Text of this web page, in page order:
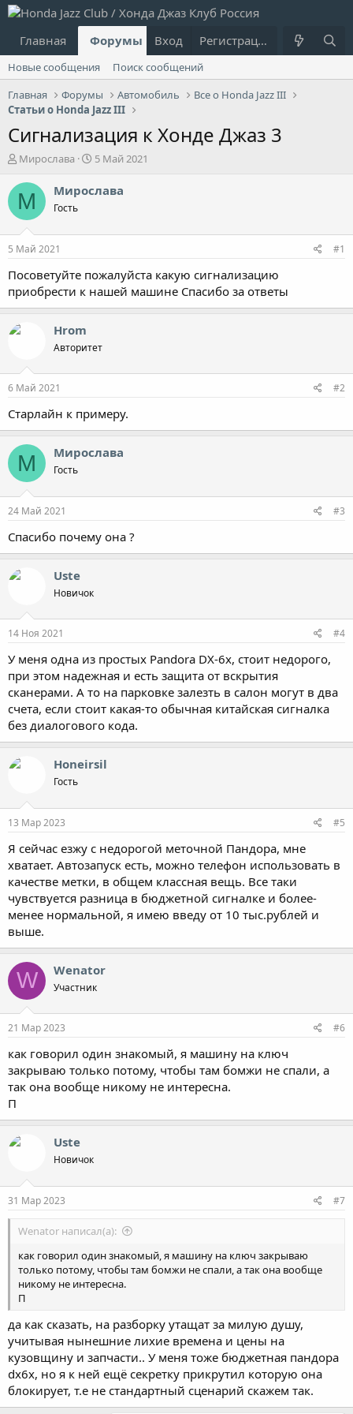
Главная Форумы Что нового?
Вход Регистрация
Новые сообщения
Поиск сообщений
Главная
Форумы Автомобиль
Все о Honda Jazz III
Статьи о Honda Jazz III
Сигнализация к Хонде Джаз 3
А
т
о
р
е
м
ы
Мирослава
Д
т
л
5 Май 2021
М Мирослава
Гость
5 Май 2021 #1
Посоветуйте пожалуйста какую сигнализацию
приобрести к нашей машине Спасибо за ответы
Hrom
Авторитет
6 Май 2021 #2
Старлайн к примеру.
М Мирослава
Гость
24 Май 2021 #3
Спасибо почему она ?
Uste
Новичок
14 Ноя 2021 #4
У меня одна из простых Pandora DX-6x, стоит недорого,
при этом надежная и есть защита от вскрытия
сканерами. А то на парковке залезть в салон могут в два
счета, если стоит какая-то обычная китайская сигналка
без диалогового кода.
Honeirsil
Гость
13 Мар 2023 #5
Я сейчас езжу с недорогой меточной Пандора, мне
хватает. Автозапуск есть, можно телефон использовать в
качестве метки, в общем классная вещь. Все таки
чувствуется разница в бюджетной сигналке и более-
менее нормальной, я имею введу от 10 тыс.рублей и
выше.
W Wenator
Участник
21 Мар 2023 #6
как говорил один знакомый, я машину на ключ
закрываю только потому, чтобы там бомжи не спали, а
так она вообще никому не интересна.
П
Uste
Новичок
31 Мар 2023 #7
Wenator написал(а):
как говорил один знакомый, я машину на ключ закрываю
только потому, чтобы там бомжи не спали, а так она вообще
никому не интересна.
П
да как сказать, на разборку утащат за милую душу,
учитывая нынешние лихие времена и цены на
кузовщину и запчасти.. У меня тоже бюджетная пандора
dx6x, но я к ней ещё секретку прикрутил которую она
блокирует, т.е не стандартный сценарий скажем так.